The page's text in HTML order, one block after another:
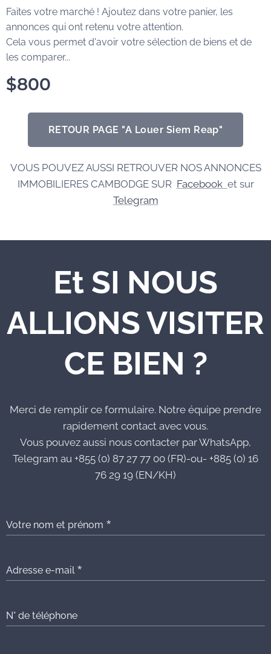
Faites votre marché ! Ajoutez dans votre panier, les
annonces qui ont retenu votre attention.
Cela vous permet d'avoir votre sélection de biens et de
les comparer...
$800
RETOUR PAGE "A Louer Siem Reap"
VOUS POUVEZ AUSSI RETROUVER NOS ANNONCES
IMMOBILIERES CAMBODGE SUR Facebook et sur
Telegram
Et SI NOUS
ALLIONS VISITER
CE BIEN ?
Merci de remplir ce formulaire. Notre équipe prendre
rapidement contact avec vous.
Vous pouvez aussi nous contacter par WhatsApp,
Telegram au +855 (0) 87 27 77 00 (FR)-ou- +885 (0) 16
76 29 19 (EN/KH)
Votre nom et prénom
Adresse e-mail
N° de téléphone